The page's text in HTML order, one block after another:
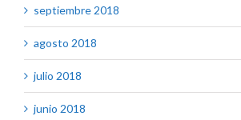
septiembre 2018
agosto 2018
julio 2018
junio 2018